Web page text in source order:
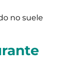
no suele